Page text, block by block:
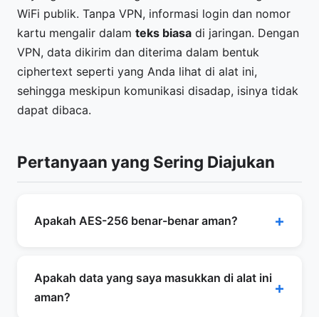
WiFi publik. Tanpa VPN, informasi login dan nomor
kartu mengalir dalam teks biasa di jaringan. Dengan
VPN, data dikirim dan diterima dalam bentuk
ciphertext seperti yang Anda lihat di alat ini,
sehingga meskipun komunikasi disadap, isinya tidak
dapat dibaca.
Pertanyaan yang Sering Diajukan
Apakah AES-256 benar-benar aman?
digunakan untuk melindungi informasi rahasia
pemerintah AS. Untuk memecahkan kunci
Apakah data yang saya masukkan di alat ini
aman?